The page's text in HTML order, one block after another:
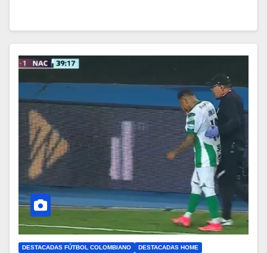
DESTACADAS FÚTBOL COLOMBIANO DESTACADAS HOME